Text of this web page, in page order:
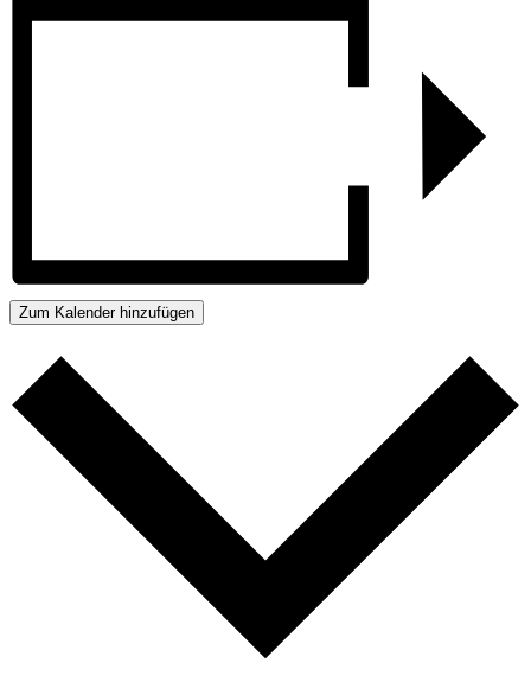
Zum Kalender hinzufügen